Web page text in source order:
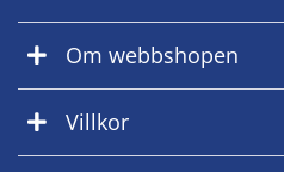
Om webbshopen
Villkor